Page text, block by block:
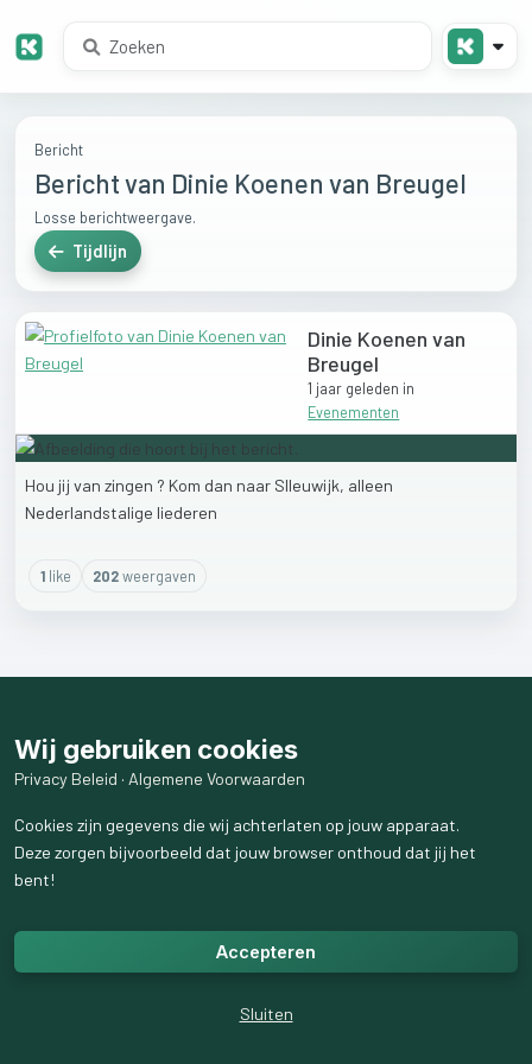
Bericht
Bericht van Dinie Koenen van Breugel
Losse berichtweergave.
Tijdlijn
Dinie Koenen van
Breugel
1 jaar geleden in
Evenementen
Hou jij van zingen ? Kom dan naar Slleuwijk, alleen
Nederlandstalige liederen
1like 202weergaven
Wij gebruiken cookies
Privacy Beleid · Algemene Voorwaarden
Cookies zijn gegevens die wij achterlaten op jouw apparaat.
Deze zorgen bijvoorbeeld dat jouw browser onthoud dat jij het
bent!
Accepteren
Sluiten